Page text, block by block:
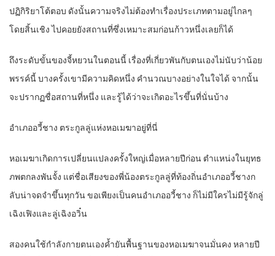
ปฏิกิริยาโต้ตอบ ดังนั้นความจริงไม่ต้องทำเรื่องประเภทตามอยู่ไกลๆ
โดยสิ้นเชิง ไปคอยยังสถานที่ซึ่งเหมาะสมก่อนก้าวหนึ่งเลยก็ได้
ถึงระดับขั้นของจี้หยวนในตอนนี้ เรื่องที่เกี่ยวพันกับตนเองไม่นับว่าน้อย
พรรค์นี้ บางครั้งเขามีความคิดหนึ่ง คำนวณบางอย่างในใจได้ จากนั้น
จะปรากฏชื่อสถานที่หนึ่ง และรู้ได้ว่าจะเกิดอะไรขึ้นที่นั่นบ้าง
อำเภออวี้ชาง ตระกูลลู่แห่งหอเมฆาอยู่ที่นี่
หอเมฆาเกิดการเปลี่ยนแปลงครั้งใหญ่เมื่อหลายปีก่อน ตำแหน่งในยุทธ
ภพตกลงพันจั้ง แต่ชื่อเสียงของพี่น้องตระกูลลู่ที่ท้องถิ่นอำเภออวี้ชางก
ลับน่าจดจำขึ้นทุกวัน ขอเพียงเป็นคนอำเภออวี้ชาง ก็ไม่มีใครไม่มีรู้จักลู่
เฉิงเฟิงและลู่เฉิงอวิ๋น
สองคนใช้กำลังกายตนเองค้ำยันพื้นฐานของหอเมฆาจนมั่นคง หลายปี